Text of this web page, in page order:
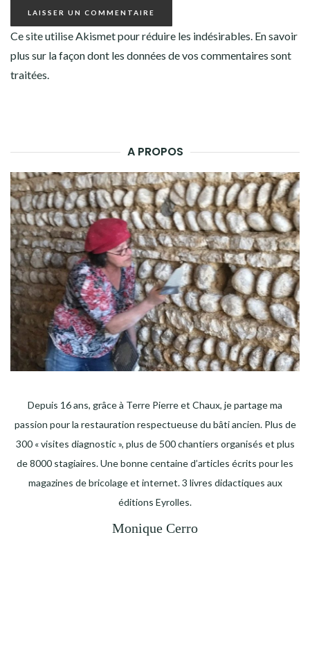
Ce site utilise Akismet pour réduire les indésirables. En savoir
plus sur la façon dont les données de vos commentaires sont
traitées.
A PROPOS
Depuis 16 ans, grâce à Terre Pierre et Chaux, je partage ma
passion pour la restauration respectueuse du bâti ancien. Plus de
300 « visites diagnostic », plus de 500 chantiers organisés et plus
de 8000 stagiaires. Une bonne centaine d’articles écrits pour les
magazines de bricolage et internet. 3 livres didactiques aux
éditions Eyrolles.
Monique Cerro